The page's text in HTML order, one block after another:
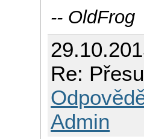
-- OldFrog
Re:
Admin